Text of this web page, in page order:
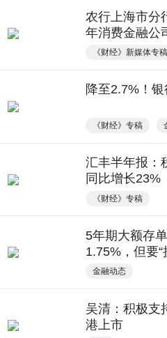
农行上海市分
年消费金融公
万亿元；建信
《财经》新媒体专稿
降至2.7%！
《财经》专稿
汇丰半年报：
同比增长23%
《财经》专稿
5年期大额存
1.75%，但要“
金融动态
吴清：积极支
港上市